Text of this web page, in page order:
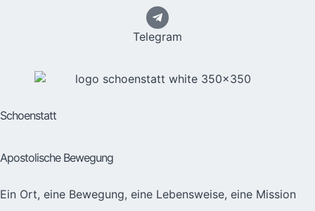
Telegram
Schoenstatt
Apostolische Bewegung
Ein Ort, eine Bewegung, eine Lebensweise, eine Mission